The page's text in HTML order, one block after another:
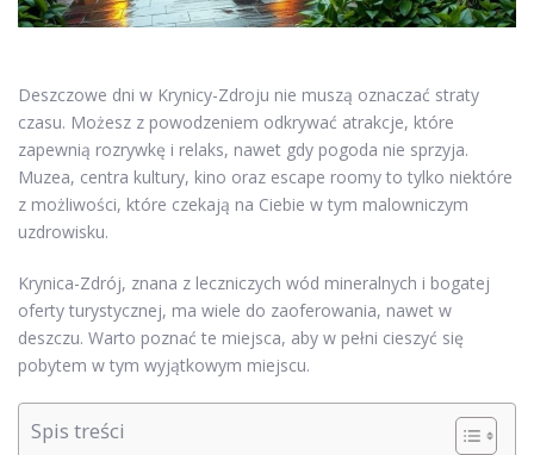
Deszczowe dni w Krynicy-Zdroju nie muszą oznaczać straty
czasu. Możesz z powodzeniem odkrywać atrakcje, które
zapewnią rozrywkę i relaks, nawet gdy pogoda nie sprzyja.
Muzea, centra kultury, kino oraz escape roomy to tylko niektóre
z możliwości, które czekają na Ciebie w tym malowniczym
uzdrowisku.
Krynica-Zdrój, znana z leczniczych wód mineralnych i bogatej
oferty turystycznej, ma wiele do zaoferowania, nawet w
deszczu. Warto poznać te miejsca, aby w pełni cieszyć się
pobytem w tym wyjątkowym miejscu.
Spis treści